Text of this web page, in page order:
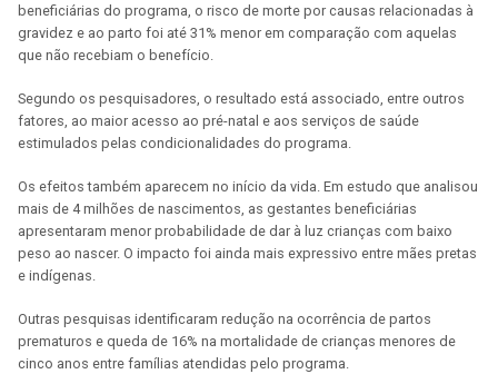
beneficiárias do programa, o risco de morte por causas relacionadas à
gravidez e ao parto foi até 31% menor em comparação com aquelas
que não recebiam o benefício.
Segundo os pesquisadores, o resultado está associado, entre outros
fatores, ao maior acesso ao pré-natal e aos serviços de saúde
estimulados pelas condicionalidades do programa.
Os efeitos também aparecem no início da vida. Em estudo que analisou
mais de 4 milhões de nascimentos, as gestantes beneficiárias
apresentaram menor probabilidade de dar à luz crianças com baixo
peso ao nascer. O impacto foi ainda mais expressivo entre mães pretas
e indígenas.
Outras pesquisas identificaram redução na ocorrência de partos
prematuros e queda de 16% na mortalidade de crianças menores de
cinco anos entre famílias atendidas pelo programa.